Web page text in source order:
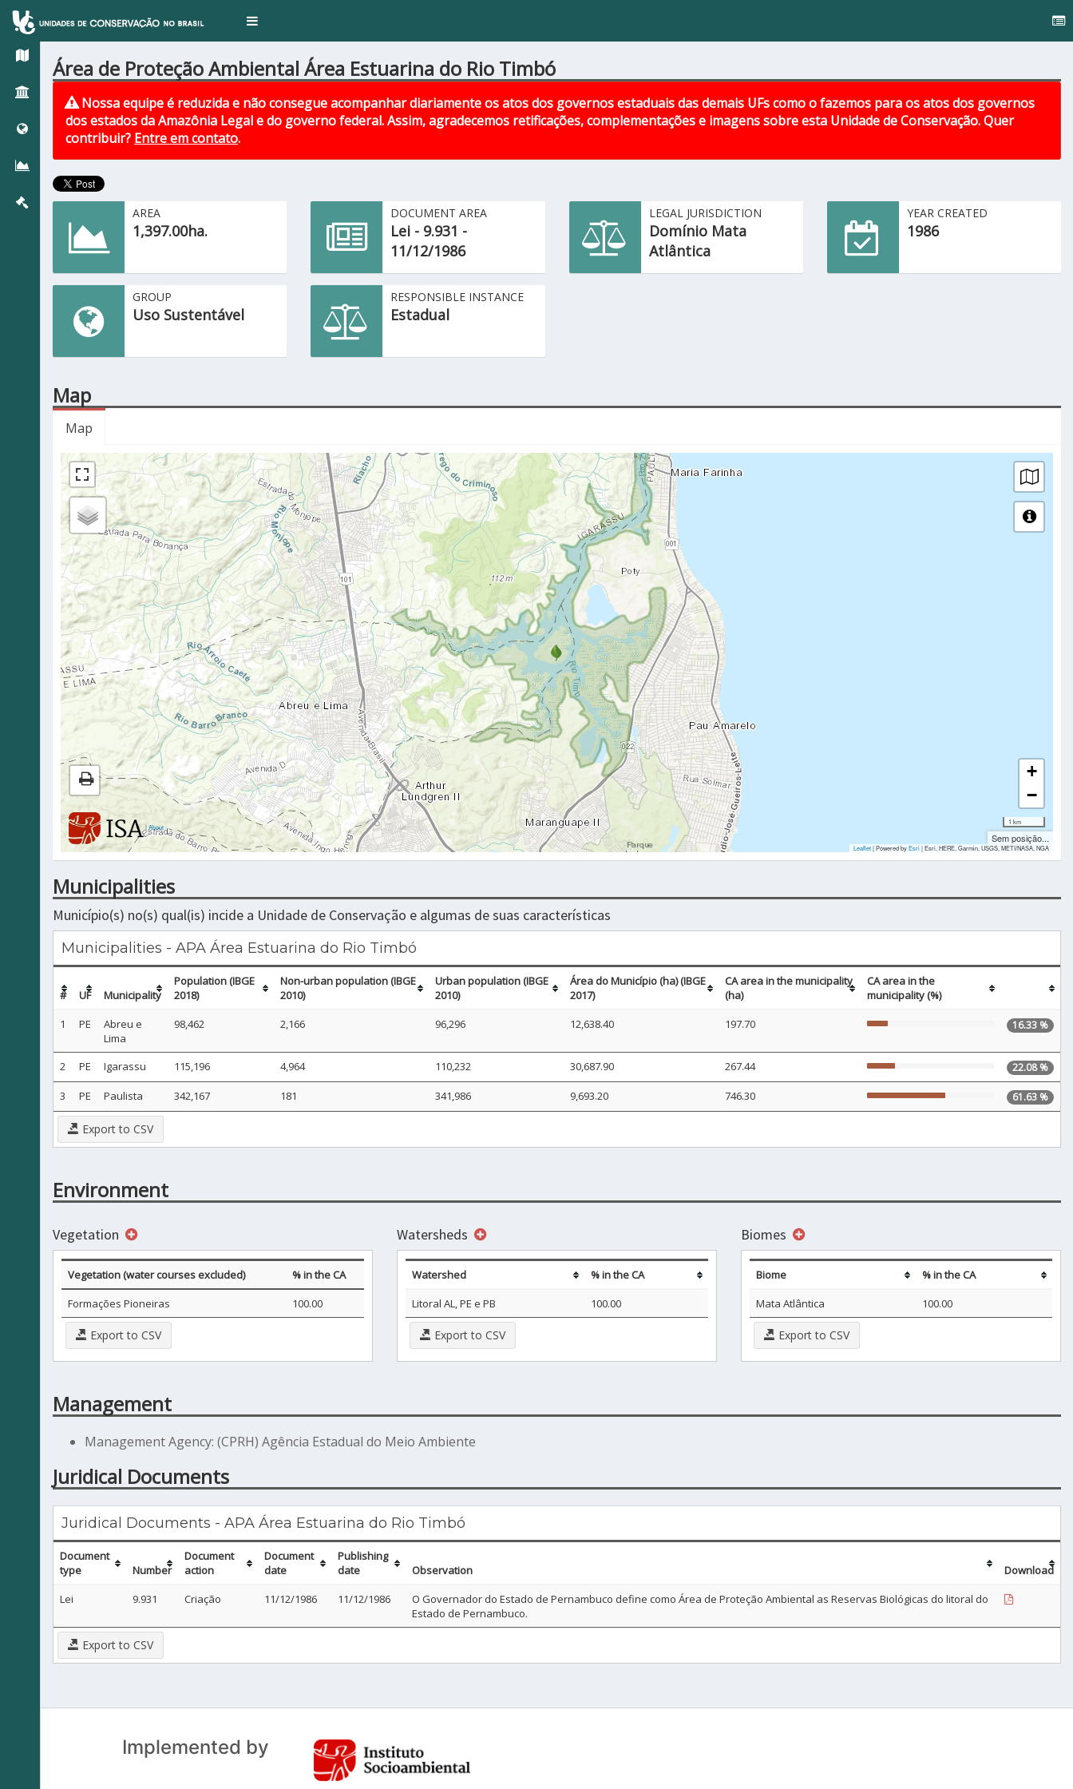
Toggle
Área de Proteção Ambiental Área Estuarina do Rio Timbó
Nossa equipe é reduzida e não consegue acompanhar diariamente os atos dos governos estaduais das demais UFs como o fazemos para os atos dos governos
dos estados da Amazônia Legal e do governo federal. Assim, agradecemos retificações, complementações e imagens sobre esta Unidade de Conservação. Quer
contribuir? Entre em contato.
AREA
1,397.00ha.
DOCUMENT AREA
Lei - 9.931 -
11/12/1986
LEGAL JURISDICTION
Domínio Mata
Atlântica
YEAR CREATED
1986
GROUP
Uso Sustentável
RESPONSIBLE INSTANCE
Estadual
Map
Map
|About
+
−
1 km
Sem posição...
Leaflet| Powered byEsri|Esri, HERE, Garmin, USGS, METI/NASA, NGA
Municipalities
Município(s) no(s) qual(is) incide a Unidade de Conservação e algumas de suas características
Municipalities - APA Área Estuarina do Rio Timbó
# UF Municipality
Population (IBGE
2018)
Non-urban population (IBGE
2010)
Urban population (IBGE
2010)
Área do Município (ha) (IBGE
2017)
CA area in the municipality
(ha)
CA area in the
municipality (%)
1
PE
Abreu e
Lima
98,462 2,166 96,296 12,638.40 197.70 16.33 %
2 PE Igarassu 115,196 4,964 110,232 30,687.90 267.44 22.08 %
3 PE Paulista 342,167 181 341,986 9,693.20 746.30 61.63 %
Export to CSV
Environment
Vegetation
Vegetation (water courses excluded)
% in the CA
Formações Pioneiras
100.00
Export to CSV
Watersheds
Watershed
% in the CA
Litoral AL, PE e PB
100.00
Export to CSV
Biomes
Biome
% in the CA
Mata Atlântica
100.00
Export to CSV
Management
Management Agency: (CPRH) Agência Estadual do Meio Ambiente
Juridical Documents
Juridical Documents - APA Área Estuarina do Rio Timbó
Document
type
Number
Document
action
Document
date
Publishing
date
Observation
Download
Lei
9.931 Criação 11/12/1986 11/12/1986
O Governador do Estado de Pernambuco define como Área de Proteção Ambiental as Reservas Biológicas do litoral do
Estado de Pernambuco.
Export to CSV